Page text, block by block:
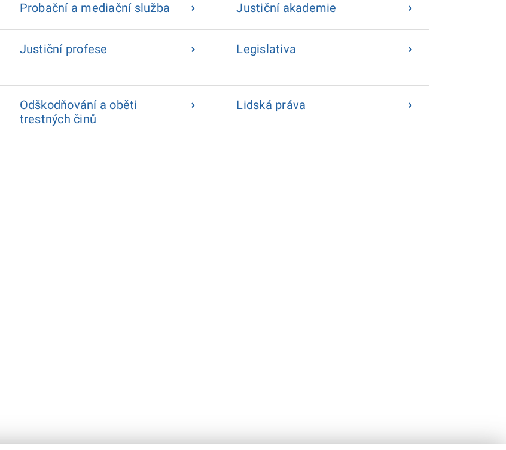
Probační a mediační služba Justiční akademie
Justiční profese Legislativa
Odškodňování a oběti
trestných činů
Lidská práva